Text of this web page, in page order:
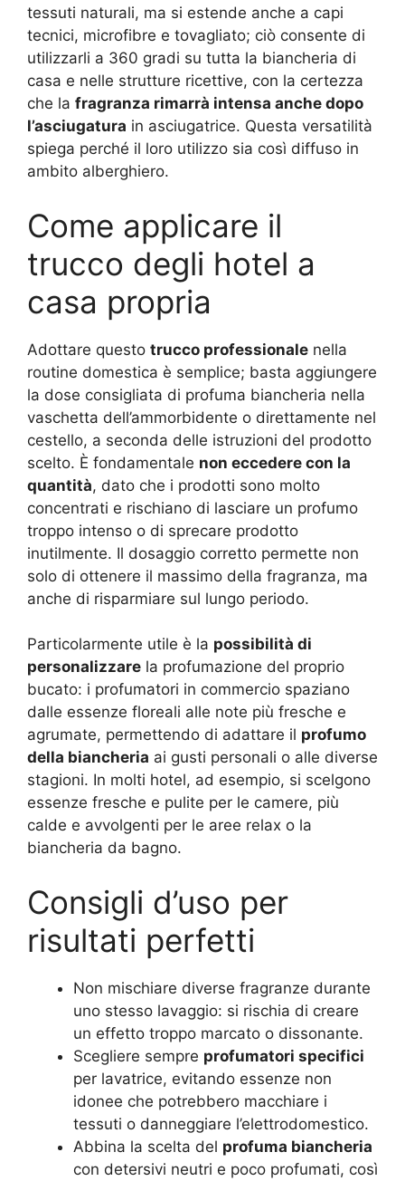
tessuti naturali, ma si estende anche a capi
tecnici, microfibre e tovagliato; ciò consente di
utilizzarli a 360 gradi su tutta la biancheria di
casa e nelle strutture ricettive, con la certezza
che la fragranza rimarrà intensa anche dopo
l’asciugatura in asciugatrice. Questa versatilità
spiega perché il loro utilizzo sia così diffuso in
ambito alberghiero.
Come applicare il
trucco degli hotel a
casa propria
Adottare questo trucco professionale nella
routine domestica è semplice; basta aggiungere
la dose consigliata di profuma biancheria nella
vaschetta dell’ammorbidente o direttamente nel
cestello, a seconda delle istruzioni del prodotto
scelto. È fondamentale non eccedere con la
quantità, dato che i prodotti sono molto
concentrati e rischiano di lasciare un profumo
troppo intenso o di sprecare prodotto
inutilmente. Il dosaggio corretto permette non
solo di ottenere il massimo della fragranza, ma
anche di risparmiare sul lungo periodo.
Particolarmente utile è la possibilità di
personalizzare la profumazione del proprio
bucato: i profumatori in commercio spaziano
dalle essenze floreali alle note più fresche e
agrumate, permettendo di adattare il profumo
della biancheria ai gusti personali o alle diverse
stagioni. In molti hotel, ad esempio, si scelgono
essenze fresche e pulite per le camere, più
calde e avvolgenti per le aree relax o la
biancheria da bagno.
Consigli d’uso per
risultati perfetti
Non mischiare diverse fragranze durante
uno stesso lavaggio: si rischia di creare
un effetto troppo marcato o dissonante.
Scegliere sempre profumatori specifici
per lavatrice, evitando essenze non
idonee che potrebbero macchiare i
tessuti o danneggiare l’elettrodomestico.
Abbina la scelta del profuma biancheria
con detersivi neutri e poco profumati, così